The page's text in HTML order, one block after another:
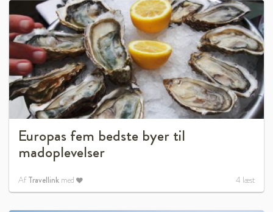
Europas fem bedste byer til
madoplevelser
AfTravellink med 4 læst